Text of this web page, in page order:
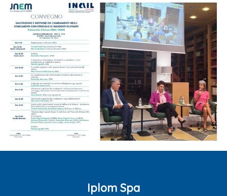
Iplom Spa